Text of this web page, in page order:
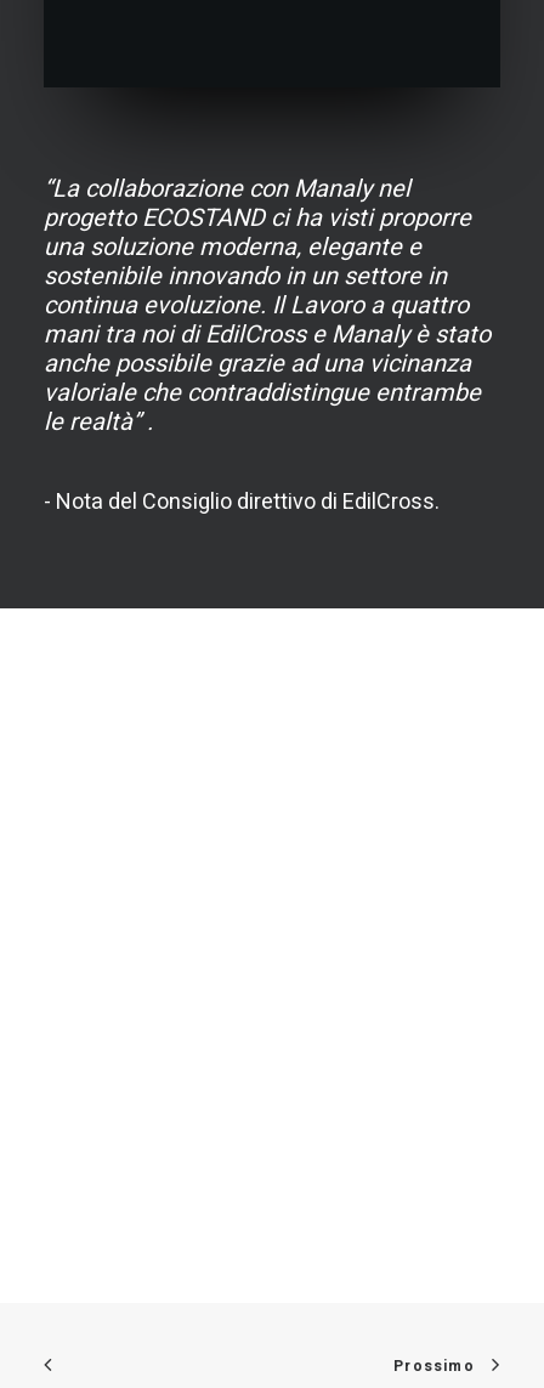
“La collaborazione con Manaly nel
progetto ECOSTAND ci ha visti proporre
una soluzione moderna, elegante e
sostenibile innovando in un settore in
continua evoluzione. Il Lavoro a quattro
mani tra noi di EdilCross e Manaly è stato
anche possibile grazie ad una vicinanza
valoriale che contraddistingue entrambe
le realtà” .
- Nota del Consiglio direttivo di EdilCross.
Prossimo